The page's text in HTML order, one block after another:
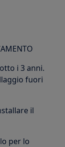
i 3 anni.
fuori
il
per lo